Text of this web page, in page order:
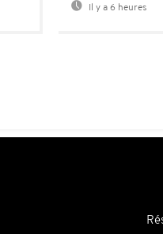
Il y a 6 heures